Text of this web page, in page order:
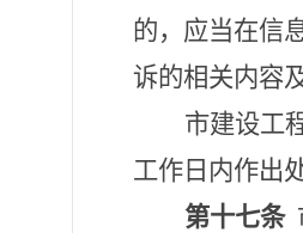
的，应当在信
诉的相关内容
市建设工
工作日内作出
第十七条